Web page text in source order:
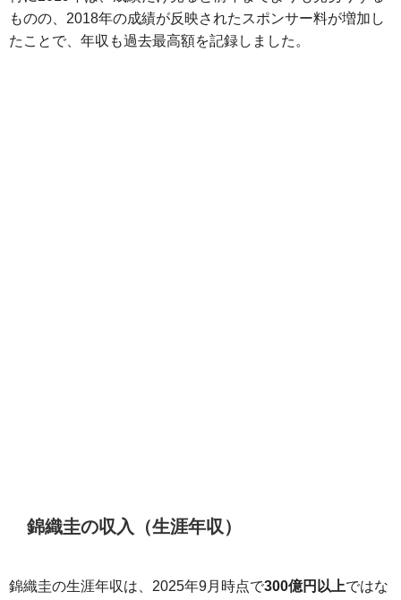
ものの、2018年の成績が反映されたスポンサー料が増加し
たことで、年収も過去最高額を記録しました。
錦織圭の収入（生涯年収）
錦織圭の生涯年収は、2025年9月時点で300億円以上ではな